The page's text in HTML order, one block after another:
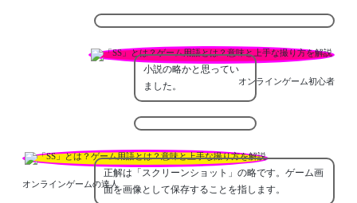
オンラインゲーム初心者
小説の略かと思ってい
ました。
オンラインゲームの達人
正解は「スクリーンショット」の略です。ゲーム画
面を画像として保存することを指します。